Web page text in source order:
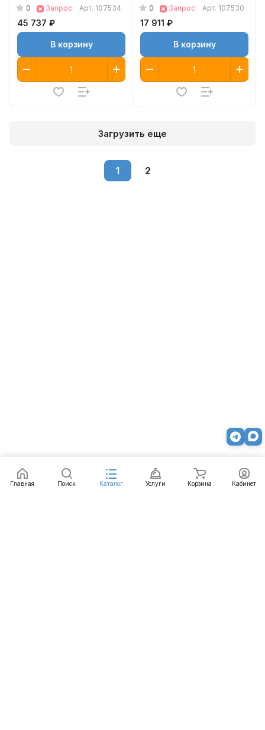
оптическая
0 Запрос Арт. 107534
45 737 ₽
В корзину
оптическая
0 Запрос Арт. 107530
17 911 ₽
В корзину
Загрузить еще
1 2
Главная Поиск Каталог Услуги Корзина Кабинет